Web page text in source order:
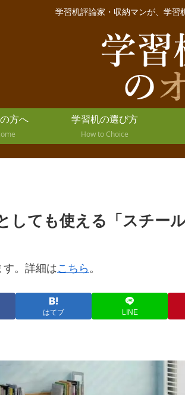
学習机評論家・収納マンが、学習
方へ
学習机の選び方
How to Choice
しても使える「スチー
す。詳細はこちら 。
はてブ LINE